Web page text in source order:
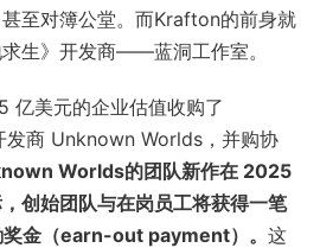
至对簿公堂。而Krafton的前身就
生》开发商——蓝洞工作室。
亿美元的企业估值收购了
发商 Unknown Worlds，并购协
Worlds的团队新作在 2025
创始团队与在岗员工将获得一笔
金（earn-out payment）。 这